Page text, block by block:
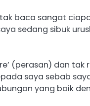
baca sangat
sedang sibuk
(perasan) dan tak
saya sebab
yang baik